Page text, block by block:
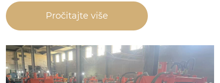
Pročitajte više